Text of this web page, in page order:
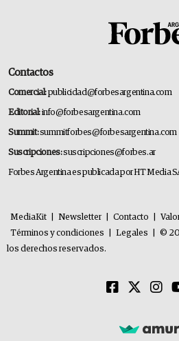
Contactos
Comercial:publicidad@forbesargentina.com
Editorial:info@forbesargentina.com
Summit:summitforbes@forbesargentina.com
Suscripciones:suscripciones@forbes.ar
Forbes Argentina es publicada por HT Media
MediaKit Newsletter Contacto
Términos y condiciones
Legales
©
los derechos reservados.